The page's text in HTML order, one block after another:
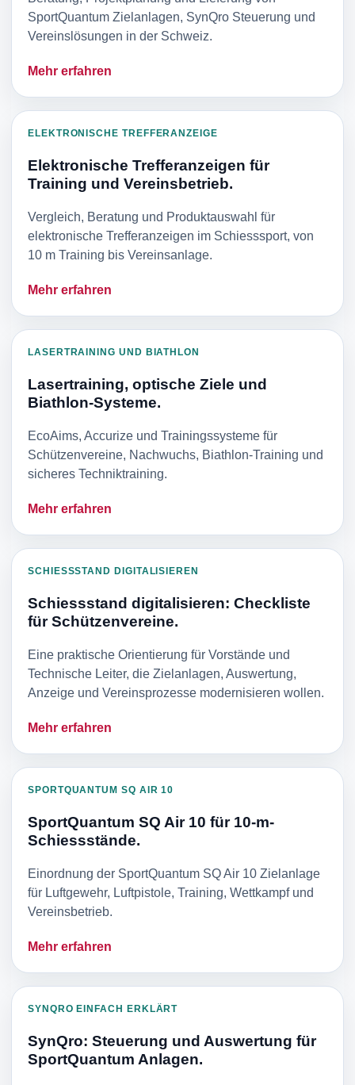
SportQuantum Zielanlagen, SynQro Steuerung und
Vereinslösungen in der Schweiz.
Mehr erfahren
ELEKTRONISCHE TREFFERANZEIGE
Elektronische Trefferanzeigen für
Training und Vereinsbetrieb.
Vergleich, Beratung und Produktauswahl für
elektronische Trefferanzeigen im Schiesssport, von
10 m Training bis Vereinsanlage.
Mehr erfahren
LASERTRAINING UND BIATHLON
Lasertraining, optische Ziele und
Biathlon-Systeme.
EcoAims, Accurize und Trainingssysteme für
Schützenvereine, Nachwuchs, Biathlon-Training und
sicheres Techniktraining.
Mehr erfahren
SCHIESSSTAND DIGITALISIEREN
Schiessstand digitalisieren: Checkliste
für Schützenvereine.
Eine praktische Orientierung für Vorstände und
Technische Leiter, die Zielanlagen, Auswertung,
Anzeige und Vereinsprozesse modernisieren wollen.
Mehr erfahren
SPORTQUANTUM SQ AIR 10
SportQuantum SQ Air 10 für 10-m-
Schiessstände.
Einordnung der SportQuantum SQ Air 10 Zielanlage
für Luftgewehr, Luftpistole, Training, Wettkampf und
Vereinsbetrieb.
Mehr erfahren
SYNQRO EINFACH ERKLÄRT
SynQro: Steuerung und Auswertung für
SportQuantum Anlagen.